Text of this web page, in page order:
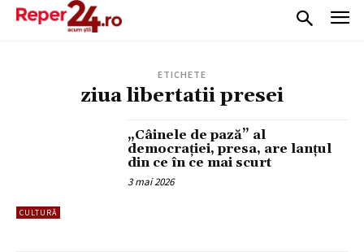
ETICHETE
ziua libertatii presei
CULTURĂ
„Câinele de pază” al
democrației, presa, are lanțul
din ce în ce mai scurt
3 mai 2026